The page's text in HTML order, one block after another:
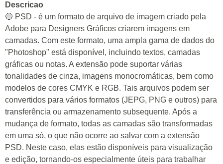
Descricao
🔵 PSD - é um formato de arquivo de imagem criado pela
Adobe para Designers Gráficos criarem imagens em
camadas. Com este formato, uma ampla gama de dados do
"Photoshop" está disponível, incluindo textos, camadas
gráficas ou notas. A extensão pode suportar várias
tonalidades de cinza, imagens monocromáticas, bem como
modelos de cores CMYK e RGB. Tais arquivos podem ser
convertidos para vários formatos (JEPG, PNG e outros) para
transferência ou armazenamento subsequente. Após a
mudança de formato, todas as camadas são transformadas
em uma só, o que não ocorre ao salvar com a extensão
PSD. Neste caso, elas estão disponíveis para visualização
e edição, tornando-os especialmente úteis para trabalhar